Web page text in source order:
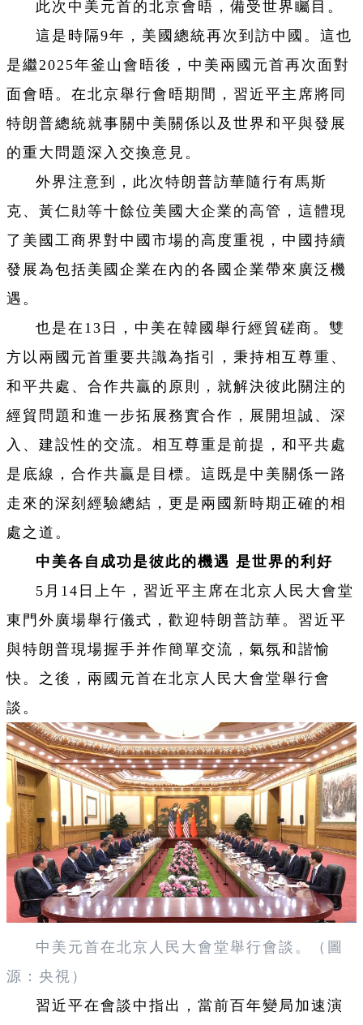
此次中美元首的北京會晤，備受世界矚目。
這是時隔9年，美國總統再次到訪中國。這也
是繼2025年釜山會晤後，中美兩國元首再次面對
面會晤。在北京舉行會晤期間，習近平主席將同
特朗普總統就事關中美關係以及世界和平與發展
的重大問題深入交換意見。
外界注意到，此次特朗普訪華隨行有馬斯
克、黃仁勛等十餘位美國大企業的高管，這體現
了美國工商界對中國市場的高度重視，中國持續
發展為包括美國企業在內的各國企業帶來廣泛機
遇。
也是在13日，中美在韓國舉行經貿磋商。雙
方以兩國元首重要共識為指引，秉持相互尊重、
和平共處、合作共贏的原則，就解決彼此關注的
經貿問題和進一步拓展務實合作，展開坦誠、深
入、建設性的交流。相互尊重是前提，和平共處
是底線，合作共贏是目標。這既是中美關係一路
走來的深刻經驗總結，更是兩國新時期正確的相
處之道。
中美各自成功是彼此的機遇 是世界的利好
5月14日上午，習近平主席在北京人民大會堂
東門外廣場舉行儀式，歡迎特朗普訪華。習近平
與特朗普現場握手并作簡單交流，氣氛和諧愉
快。‌‌之後，兩國元首在北京人民大會堂舉行會
談。
中美元首在北京人民大會堂舉行會談。（圖
源：央視）
習近平在會談中指出，當前百年變局加速演